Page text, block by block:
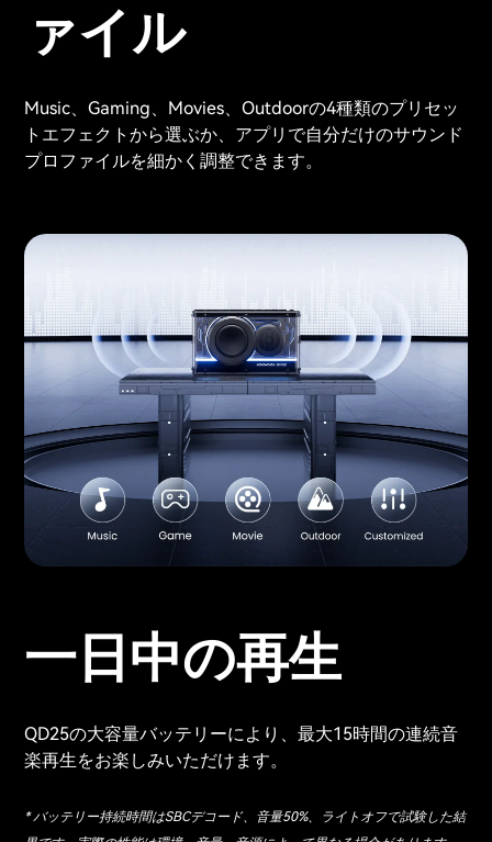
ァイル
Music、Gaming、Movies、Outdoorの4種類のプリセッ
トエフェクトから選ぶか、アプリで自分だけのサウンド
プロファイルを細かく調整できます。
一日中の再生
QD25の大容量バッテリーにより、最大15時間の連続音
楽再生をお楽しみいただけます。
* バッテリー持続時間はSBCデコード、音量50%、ライトオフで試験した結